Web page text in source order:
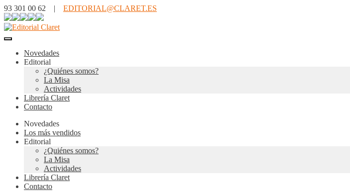
93 301 00 62 | EDITORIAL@CLARET.ES
Novedades
Editorial
¿Quiénes somos?
La Misa
Actividades
Librería Claret
Contacto
Novedades
Los más vendidos
Editorial
¿Quiénes somos?
La Misa
Actividades
Librería Claret
Contacto